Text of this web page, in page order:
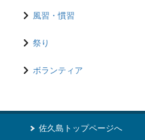
風習・慣習
祭り
ボランティア
佐久島トップページへ